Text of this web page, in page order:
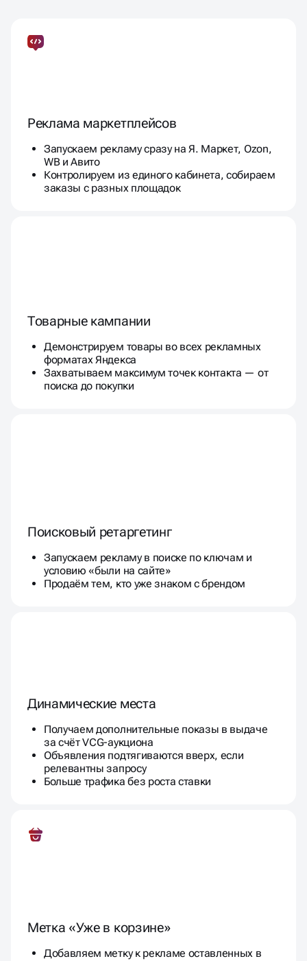
Реклама маркетплейсов
Запускаем рекламу сразу на Я. Маркет, Ozon,
WB и Авито
Контролируем из единого кабинета, собираем
заказы с разных площадок
Товарные кампании
Демонстрируем товары во всех рекламных
форматах Яндекса
Захватываем максимум точек контакта — от
поиска до покупки
Поисковый ретаргетинг
Запускаем рекламу в поиске по ключам и
условию «были на сайте»
Продаём тем, кто уже знаком с брендом
Динамические места
Получаем дополнительные показы в выдаче
за счёт VCG-аукциона
Объявления подтягиваются вверх, если
релевантны запросу
Больше трафика без роста ставки
Метка «Уже в корзине»
Добавляем метку к рекламе оставленных в